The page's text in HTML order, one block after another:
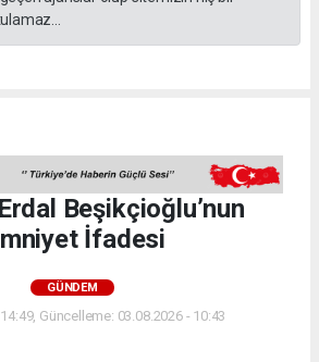
Beşikçioğlu’nun
İfadesi
GÜNDEM
Güncelleme: 03.08.2026 - 10:43